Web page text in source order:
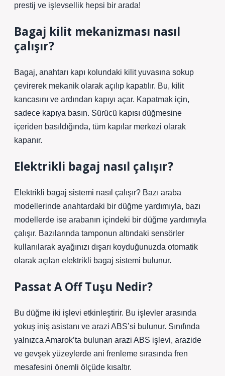
prestij ve işlevsellik hepsi bir arada!
Bagaj kilit mekanizması nasıl
çalışır?
Bagaj, anahtarı kapı kolundaki kilit yuvasına sokup
çevirerek mekanik olarak açılıp kapatılır. Bu, kilit
kancasını ve ardından kapıyı açar. Kapatmak için,
sadece kapıya basın. Sürücü kapısı düğmesine
içeriden basıldığında, tüm kapılar merkezi olarak
kapanır.
Elektrikli bagaj nasıl çalışır?
Elektrikli bagaj sistemi nasıl çalışır? Bazı araba
modellerinde anahtardaki bir düğme yardımıyla, bazı
modellerde ise arabanın içindeki bir düğme yardımıyla
çalışır. Bazılarında tamponun altındaki sensörler
kullanılarak ayağınızı dışarı koyduğunuzda otomatik
olarak açılan elektrikli bagaj sistemi bulunur.
Passat A Off Tuşu Nedir?
Bu düğme iki işlevi etkinleştirir. Bu işlevler arasında
yokuş iniş asistanı ve arazi ABS’si bulunur. Sınıfında
yalnızca Amarok’ta bulunan arazi ABS işlevi, arazide
ve gevşek yüzeylerde ani frenleme sırasında fren
mesafesini önemli ölçüde kısaltır.